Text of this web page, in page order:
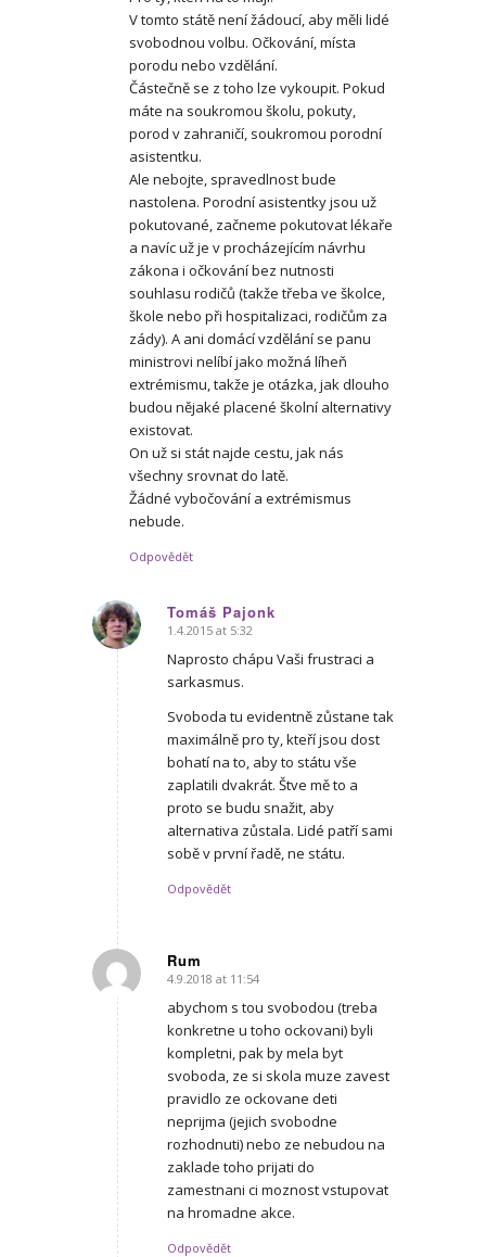
V tomto státě není žádoucí, aby měli lidé
svobodnou volbu. Očkování, místa
porodu nebo vzdělání.
Částečně se z toho lze vykoupit. Pokud
máte na soukromou školu, pokuty,
porod v zahraničí, soukromou porodní
asistentku.
Ale nebojte, spravedlnost bude
nastolena. Porodní asistentky jsou už
pokutované, začneme pokutovat lékaře
a navíc už je v procházejícím návrhu
zákona i očkování bez nutnosti
souhlasu rodičů (takže třeba ve školce,
škole nebo při hospitalizaci, rodičům za
zády). A ani domácí vzdělání se panu
ministrovi nelíbí jako možná líheň
extrémismu, takže je otázka, jak dlouho
budou nějaké placené školní alternativy
existovat.
On už si stát najde cestu, jak nás
všechny srovnat do latě.
Žádné vybočování a extrémismus
nebude.
Odpovědět
Tomáš Pajonk
says:
1.4.2015 at 5:32
Naprosto chápu Vaši frustraci a
sarkasmus.
Svoboda tu evidentně zůstane tak
maximálně pro ty, kteří jsou dost
bohatí na to, aby to státu vše
zaplatili dvakrát. Štve mě to a
proto se budu snažit, aby
alternativa zůstala. Lidé patří sami
sobě v první řadě, ne státu.
Odpovědět
Rum
says:
4.9.2018 at 11:54
abychom s tou svobodou (treba
konkretne u toho ockovani) byli
kompletni, pak by mela byt
svoboda, ze si skola muze zavest
pravidlo ze ockovane deti
neprijma (jejich svobodne
rozhodnuti) nebo ze nebudou na
zaklade toho prijati do
zamestnani ci moznost vstupovat
na hromadne akce.
Odpovědět